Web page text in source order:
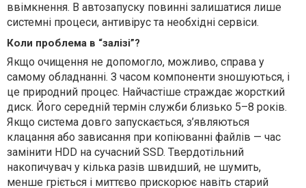
ввімкнення. В автозапуску повинні залишатися лише
системні процеси, антивірус та необхідні сервіси.
Коли проблема в “залізі”?
Якщо очищення не допомогло, можливо, справа у
самому обладнанні. З часом компоненти зношуються, і
це природний процес. Найчастіше страждає жорсткий
диск. Його середній термін служби близько 5–8 років.
Якщо система довго запускається, з’являються
клацання або зависання при копіюванні файлів — час
замінити HDD на сучасний SSD. Твердотільний
накопичувач у кілька разів швидший, не шумить,
менше гріється і миттєво прискорює навіть старий